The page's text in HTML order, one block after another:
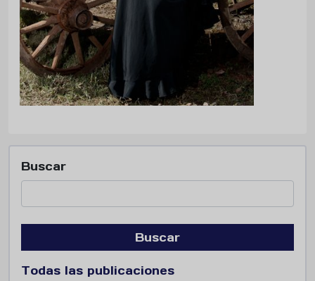
Buscar
Buscar
Todas las publicaciones